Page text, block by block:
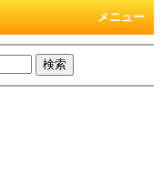
メニュー